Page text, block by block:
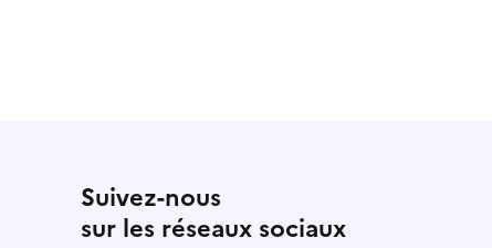
Suivez-nous
sur les réseaux sociaux